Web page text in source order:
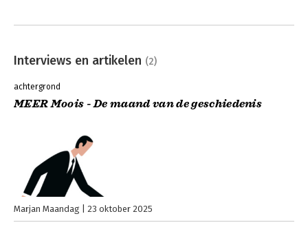
Interviews en artikelen (2)
achtergrond
MEER Moois - De maand van de geschiedenis
Marjan Maandag 23 oktober 2025